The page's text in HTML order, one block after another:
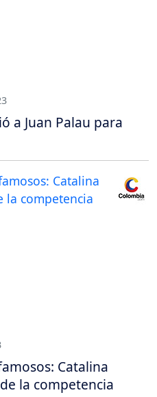
a Juan Palau para
Catalina
la competencia